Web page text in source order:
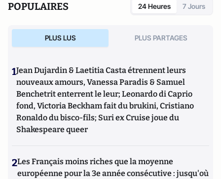
POPULAIRES 24 Heures 7 Jours
PLUS LUS PLUS PARTAGES
1Jean Dujardin & Laetitia Casta étrennent leurs
nouveaux amours, Vanessa Paradis & Samuel
Benchetrit enterrent le leur; Leonardo di Caprio
fond, Victoria Beckham fait du brukini, Cristiano
Ronaldo du bisco-fils; Suri ex Cruise joue du
Shakespeare queer
2Les Français moins riches que la moyenne
européenne pour la 3e année consécutive : jusqu'où